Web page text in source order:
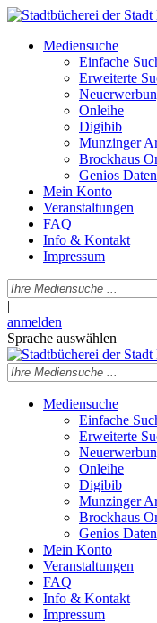
Mediensuche
Einfache
Erweiterte
Onleihe
Digibib
Munzinger
Brockhaus
Genios
Mein Konto
Veranstaltungen
FAQ
Info & Kontakt
Impressum
|
anmelden
Sprache auswählen
Mediensuche
Einfache
Erweiterte
Onleihe
Digibib
Munzinger
Brockhaus
Genios
Mein Konto
Veranstaltungen
FAQ
Info & Kontakt
Impressum